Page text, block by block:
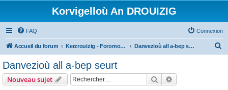
Korvigelloù An DROUIZIG
FAQ Connexion
Accueil du forum Kerzrouizig - Foromoù An Drouizig Danvezioù all a-bep seurt
Danvezioù all a-bep seurt
Nouveau sujet Rechercher